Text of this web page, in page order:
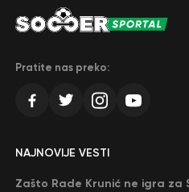
Pratite nas preko:
NAJNOVIJE VESTI